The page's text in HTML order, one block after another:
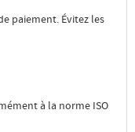
paiement. Évitez les
à la norme ISO